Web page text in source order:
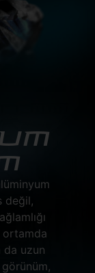
değil,
ortamda
da uzun